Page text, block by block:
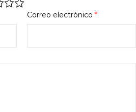
Correo electrónico *